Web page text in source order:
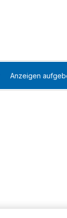
Anzeigen